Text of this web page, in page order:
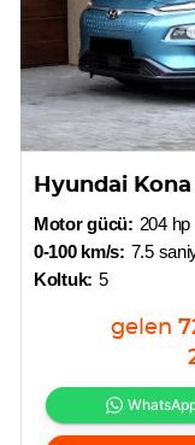
Hyundai
Motor gücü: 204 hp
0-100 km/s: 7.5
Koltuk: 5
gelen